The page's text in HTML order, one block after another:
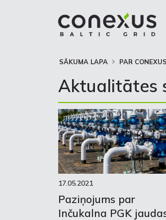
SĀKUMA LAPA PAR CONEXUS
Aktualitātes
17.05.2021
Paziņojums par
Inčukalna PGK